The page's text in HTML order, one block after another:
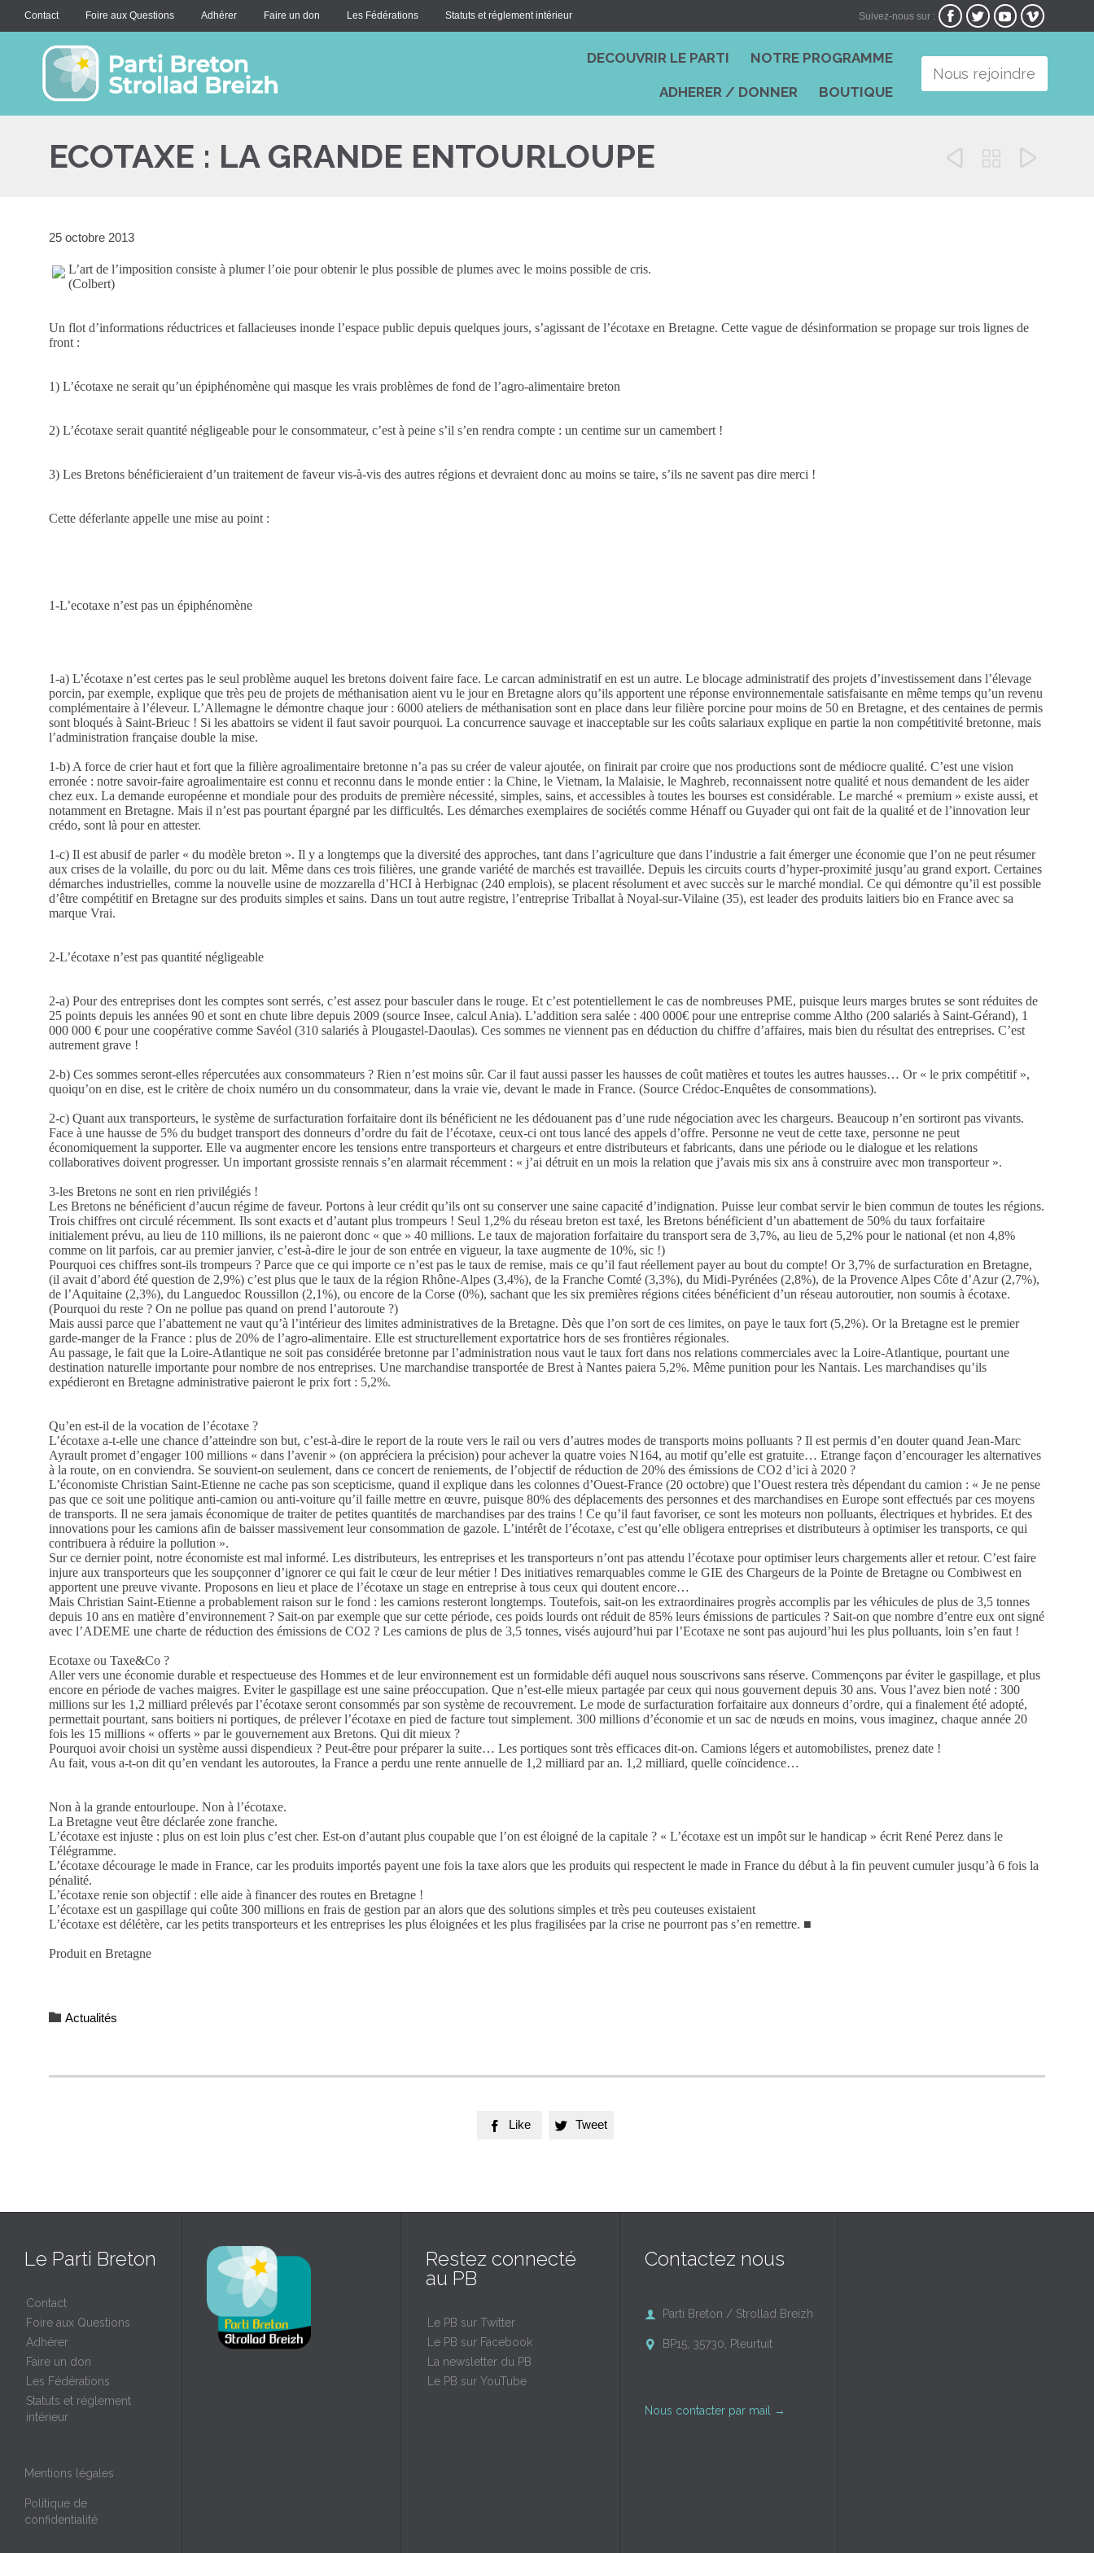
Contact Foire aux Questions Adhérer Faire un don Les Fédérations Statuts et réglement intérieur Suivez-nous sur :    
content
DECOUVRIR LE PARTI NOTRE PROGRAMME
ADHERER / DONNER BOUTIQUE
Nous rejoindre
ECOTAXE : LA GRANDE ENTOURLOUPE   
25 octobre 2013
L’art de l’imposition consiste à plumer l’oie pour obtenir le plus possible de plumes avec le moins possible de cris.
(Colbert)
Un flot d’informations réductrices et fallacieuses inonde l’espace public depuis quelques jours, s’agissant de l’écotaxe en Bretagne. Cette vague de désinformation se propage sur trois lignes de
front :
1) L’écotaxe ne serait qu’un épiphénomène qui masque les vrais problèmes de fond de l’agro-alimentaire breton
2) L’écotaxe serait quantité négligeable pour le consommateur, c’est à peine s’il s’en rendra compte : un centime sur un camembert !
3) Les Bretons bénéficieraient d’un traitement de faveur vis-à-vis des autres régions et devraient donc au moins se taire, s’ils ne savent pas dire merci !
Cette déferlante appelle une mise au point :
1-L’ecotaxe n’est pas un épiphénomène
1-a) L’écotaxe n’est certes pas le seul problème auquel les bretons doivent faire face. Le carcan administratif en est un autre. Le blocage administratif des projets d’investissement dans l’élevage
porcin, par exemple, explique que très peu de projets de méthanisation aient vu le jour en Bretagne alors qu’ils apportent une réponse environnementale satisfaisante en même temps qu’un revenu
complémentaire à l’éleveur. L’Allemagne le démontre chaque jour : 6000 ateliers de méthanisation sont en place dans leur filière porcine pour moins de 50 en Bretagne, et des centaines de permis
sont bloqués à Saint-Brieuc ! Si les abattoirs se vident il faut savoir pourquoi. La concurrence sauvage et inacceptable sur les coûts salariaux explique en partie la non compétitivité bretonne, mais
l’administration française double la mise.
1-b) A force de crier haut et fort que la filière agroalimentaire bretonne n’a pas su créer de valeur ajoutée, on finirait par croire que nos productions sont de médiocre qualité. C’est une vision
erronée : notre savoir-faire agroalimentaire est connu et reconnu dans le monde entier : la Chine, le Vietnam, la Malaisie, le Maghreb, reconnaissent notre qualité et nous demandent de les aider
chez eux. La demande européenne et mondiale pour des produits de première nécessité, simples, sains, et accessibles à toutes les bourses est considérable. Le marché « premium » existe aussi, et
notamment en Bretagne. Mais il n’est pas pourtant épargné par les difficultés. Les démarches exemplaires de sociétés comme Hénaff ou Guyader qui ont fait de la qualité et de l’innovation leur
crédo, sont là pour en attester.
1-c) Il est abusif de parler « du modèle breton ». Il y a longtemps que la diversité des approches, tant dans l’agriculture que dans l’industrie a fait émerger une économie que l’on ne peut résumer
aux crises de la volaille, du porc ou du lait. Même dans ces trois filières, une grande variété de marchés est travaillée. Depuis les circuits courts d’hyper-proximité jusqu’au grand export. Certaines
démarches industrielles, comme la nouvelle usine de mozzarella d’HCI à Herbignac (240 emplois), se placent résolument et avec succès sur le marché mondial. Ce qui démontre qu’il est possible
d’être compétitif en Bretagne sur des produits simples et sains. Dans un tout autre registre, l’entreprise Triballat à Noyal-sur-Vilaine (35), est leader des produits laitiers bio en France avec sa
marque Vrai.
2-L’écotaxe n’est pas quantité négligeable
2-a) Pour des entreprises dont les comptes sont serrés, c’est assez pour basculer dans le rouge. Et c’est potentiellement le cas de nombreuses PME, puisque leurs marges brutes se sont réduites de
25 points depuis les années 90 et sont en chute libre depuis 2009 (source Insee, calcul Ania). L’addition sera salée : 400 000€ pour une entreprise comme Altho (200 salariés à Saint-Gérand), 1
000 000 € pour une coopérative comme Savéol (310 salariés à Plougastel-Daoulas). Ces sommes ne viennent pas en déduction du chiffre d’affaires, mais bien du résultat des entreprises. C’est
autrement grave !
2-b) Ces sommes seront-elles répercutées aux consommateurs ? Rien n’est moins sûr. Car il faut aussi passer les hausses de coût matières et toutes les autres hausses… Or « le prix compétitif »,
quoiqu’on en dise, est le critère de choix numéro un du consommateur, dans la vraie vie, devant le made in France. (Source Crédoc-Enquêtes de consommations).
2-c) Quant aux transporteurs, le système de surfacturation forfaitaire dont ils bénéficient ne les dédouanent pas d’une rude négociation avec les chargeurs. Beaucoup n’en sortiront pas vivants.
Face à une hausse de 5% du budget transport des donneurs d’ordre du fait de l’écotaxe, ceux-ci ont tous lancé des appels d’offre. Personne ne veut de cette taxe, personne ne peut
économiquement la supporter. Elle va augmenter encore les tensions entre transporteurs et chargeurs et entre distributeurs et fabricants, dans une période ou le dialogue et les relations
collaboratives doivent progresser. Un important grossiste rennais s’en alarmait récemment : « j’ai détruit en un mois la relation que j’avais mis six ans à construire avec mon transporteur ».
3-les Bretons ne sont en rien privilégiés !
Les Bretons ne bénéficient d’aucun régime de faveur. Portons à leur crédit qu’ils ont su conserver une saine capacité d’indignation. Puisse leur combat servir le bien commun de toutes les régions.
Trois chiffres ont circulé récemment. Ils sont exacts et d’autant plus trompeurs ! Seul 1,2% du réseau breton est taxé, les Bretons bénéficient d’un abattement de 50% du taux forfaitaire
initialement prévu, au lieu de 110 millions, ils ne paieront donc « que » 40 millions. Le taux de majoration forfaitaire du transport sera de 3,7%, au lieu de 5,2% pour le national (et non 4,8%
comme on lit parfois, car au premier janvier, c’est-à-dire le jour de son entrée en vigueur, la taxe augmente de 10%, sic !)
Pourquoi ces chiffres sont-ils trompeurs ? Parce que ce qui importe ce n’est pas le taux de remise, mais ce qu’il faut réellement payer au bout du compte! Or 3,7% de surfacturation en Bretagne,
(il avait d’abord été question de 2,9%) c’est plus que le taux de la région Rhône-Alpes (3,4%), de la Franche Comté (3,3%), du Midi-Pyrénées (2,8%), de la Provence Alpes Côte d’Azur (2,7%),
de l’Aquitaine (2,3%), du Languedoc Roussillon (2,1%), ou encore de la Corse (0%), sachant que les six premières régions citées bénéficient d’un réseau autoroutier, non soumis à écotaxe.
(Pourquoi du reste ? On ne pollue pas quand on prend l’autoroute ?)
Mais aussi parce que l’abattement ne vaut qu’à l’intérieur des limites administratives de la Bretagne. Dès que l’on sort de ces limites, on paye le taux fort (5,2%). Or la Bretagne est le premier
garde-manger de la France : plus de 20% de l’agro-alimentaire. Elle est structurellement exportatrice hors de ses frontières régionales.
Au passage, le fait que la Loire-Atlantique ne soit pas considérée bretonne par l’administration nous vaut le taux fort dans nos relations commerciales avec la Loire-Atlantique, pourtant une
destination naturelle importante pour nombre de nos entreprises. Une marchandise transportée de Brest à Nantes paiera 5,2%. Même punition pour les Nantais. Les marchandises qu’ils
expédieront en Bretagne administrative paieront le prix fort : 5,2%.
Qu’en est-il de la vocation de l’écotaxe ?
L’écotaxe a-t-elle une chance d’atteindre son but, c’est-à-dire le report de la route vers le rail ou vers d’autres modes de transports moins polluants ? Il est permis d’en douter quand Jean-Marc
Ayrault promet d’engager 100 millions « dans l’avenir » (on appréciera la précision) pour achever la quatre voies N164, au motif qu’elle est gratuite… Etrange façon d’encourager les alternatives
à la route, on en conviendra. Se souvient-on seulement, dans ce concert de reniements, de l’objectif de réduction de 20% des émissions de CO2 d’ici à 2020 ?
L’économiste Christian Saint-Etienne ne cache pas son scepticisme, quand il explique dans les colonnes d’Ouest-France (20 octobre) que l’Ouest restera très dépendant du camion : « Je ne pense
pas que ce soit une politique anti-camion ou anti-voiture qu’il faille mettre en œuvre, puisque 80% des déplacements des personnes et des marchandises en Europe sont effectués par ces moyens
de transports. Il ne sera jamais économique de traiter de petites quantités de marchandises par des trains ! Ce qu’il faut favoriser, ce sont les moteurs non polluants, électriques et hybrides. Et des
innovations pour les camions afin de baisser massivement leur consommation de gazole. L’intérêt de l’écotaxe, c’est qu’elle obligera entreprises et distributeurs à optimiser les transports, ce qui
contribuera à réduire la pollution ».
Sur ce dernier point, notre économiste est mal informé. Les distributeurs, les entreprises et les transporteurs n’ont pas attendu l’écotaxe pour optimiser leurs chargements aller et retour. C’est faire
injure aux transporteurs que les soupçonner d’ignorer ce qui fait le cœur de leur métier ! Des initiatives remarquables comme le GIE des Chargeurs de la Pointe de Bretagne ou Combiwest en
apportent une preuve vivante. Proposons en lieu et place de l’écotaxe un stage en entreprise à tous ceux qui doutent encore…
Mais Christian Saint-Etienne a probablement raison sur le fond : les camions resteront longtemps. Toutefois, sait-on les extraordinaires progrès accomplis par les véhicules de plus de 3,5 tonnes
depuis 10 ans en matière d’environnement ? Sait-on par exemple que sur cette période, ces poids lourds ont réduit de 85% leurs émissions de particules ? Sait-on que nombre d’entre eux ont signé
avec l’ADEME une charte de réduction des émissions de CO2 ? Les camions de plus de 3,5 tonnes, visés aujourd’hui par l’Ecotaxe ne sont pas aujourd’hui les plus polluants, loin s’en faut !
Ecotaxe ou Taxe&Co ?
Aller vers une économie durable et respectueuse des Hommes et de leur environnement est un formidable défi auquel nous souscrivons sans réserve. Commençons par éviter le gaspillage, et plus
encore en période de vaches maigres. Eviter le gaspillage est une saine préoccupation. Que n’est-elle mieux partagée par ceux qui nous gouvernent depuis 30 ans. Vous l’avez bien noté : 300
millions sur les 1,2 milliard prélevés par l’écotaxe seront consommés par son système de recouvrement. Le mode de surfacturation forfaitaire aux donneurs d’ordre, qui a finalement été adopté,
permettait pourtant, sans boitiers ni portiques, de prélever l’écotaxe en pied de facture tout simplement. 300 millions d’économie et un sac de nœuds en moins, vous imaginez, chaque année 20
fois les 15 millions « offerts » par le gouvernement aux Bretons. Qui dit mieux ?
Pourquoi avoir choisi un système aussi dispendieux ? Peut-être pour préparer la suite… Les portiques sont très efficaces dit-on. Camions légers et automobilistes, prenez date !
Au fait, vous a-t-on dit qu’en vendant les autoroutes, la France a perdu une rente annuelle de 1,2 milliard par an. 1,2 milliard, quelle coïncidence…
Non à la grande entourloupe. Non à l’écotaxe.
La Bretagne veut être déclarée zone franche.
L’écotaxe est injuste : plus on est loin plus c’est cher. Est-on d’autant plus coupable que l’on est éloigné de la capitale ? « L’écotaxe est un impôt sur le handicap » écrit René Perez dans le
Télégramme.
L’écotaxe décourage le made in France, car les produits importés payent une fois la taxe alors que les produits qui respectent le made in France du début à la fin peuvent cumuler jusqu’à 6 fois la
pénalité.
L’écotaxe renie son objectif : elle aide à financer des routes en Bretagne !
L’écotaxe est un gaspillage qui coûte 300 millions en frais de gestion par an alors que des solutions simples et très peu couteuses existaient
L’écotaxe est délétère, car les petits transporteurs et les entreprises les plus éloignées et les plus fragilisées par la crise ne pourront pas s’en remettre. ■
Produit en Bretagne
 Category
Actualités
 Like  Tweet
Le Parti Breton
Contact
Foire aux Questions
Adhérer
Faire un don
Les Fédérations
Statuts et réglement
intérieur
Mentions légales
Politique de
confidentialité
Restez connecté
au PB
Le PB sur Twitter
Le PB sur Facebook
La newsletter du PB
Le PB sur YouTube
Contactez nous
 Parti Breton / Strollad Breizh
 BP15, 35730, Pleurtuit
Nous contacter par mail →